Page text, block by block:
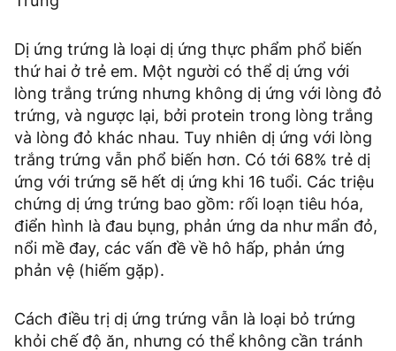
Dị ứng trứng là loại dị ứng thực phẩm phổ biến
thứ hai ở trẻ em. Một người có thể dị ứng với
lòng trắng trứng nhưng không dị ứng với lòng đỏ
trứng, và ngược lại, bởi protein trong lòng trắng
và lòng đỏ khác nhau. Tuy nhiên dị ứng với lòng
trắng trứng vẫn phổ biến hơn. Có tới 68% trẻ dị
ứng với trứng sẽ hết dị ứng khi 16 tuổi. Các triệu
chứng dị ứng trứng bao gồm: rối loạn tiêu hóa,
điển hình là đau bụng, phản ứng da như mẩn đỏ,
nổi mề đay, các vấn đề về hô hấp, phản ứng
phản vệ (hiếm gặp).
Cách điều trị dị ứng trứng vẫn là loại bỏ trứng
khỏi chế độ ăn, nhưng có thể không cần tránh